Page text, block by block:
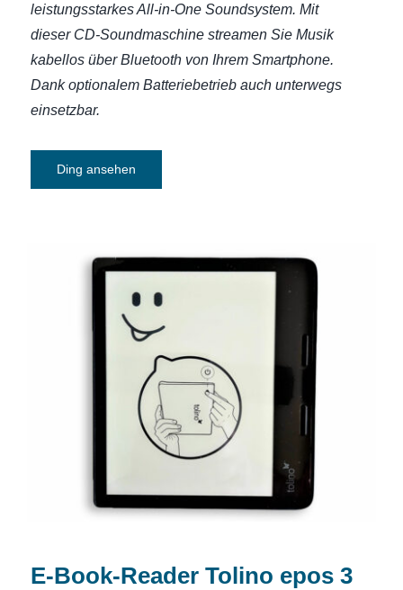
leistungsstarkes All-in-One Soundsystem. Mit
dieser CD-Soundmaschine streamen Sie Musik
kabellos über Bluetooth von Ihrem Smartphone.
Dank optionalem Batteriebetrieb auch unterwegs
einsetzbar.
Ding ansehen
E-Book-Reader Tolino epos 3
E-Book-Reader Tolino epos 3